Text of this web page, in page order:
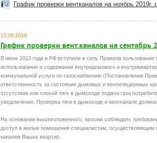
График проверки вентканалов на ноябрь
12.09.2019
График проверки вент.каналов на сентябрь
В июне 2013 года в РФ вступили в силу Правила пользования
использовании и содержании внутридомового и
коммунальной услуги по газоснабжению (Постановление
ответственность за состояние дымовых и вентиляционных
отсутствии или плохой тяге в дымоходе подача газа
уведомления. Проверка тяги в дымоходе и вентканале
На основании вышеизложенного, просим соблюдать
доступ в жилые помещения специалистам, осуществляющим
каналов Ваших квартир.